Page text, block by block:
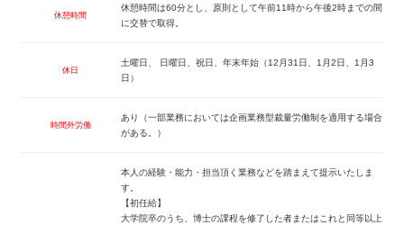
休憩時間
休憩時間は60分とし、原則として午前11時から午後2時までの間
に交替で取得。
休日
土曜日、 日曜日、祝日、年末年始（12月31日、1月2日、1月3
日）
時間外労働
あり（一部業務においては企画業務型裁量労働制を適用する場合
がある。）
本人の経験・能力・担当頂く業務などを踏まえて提示いたしま
す。
【初任給】
大学院卒のうち、博士の課程を修了した者またはこれと同等以上